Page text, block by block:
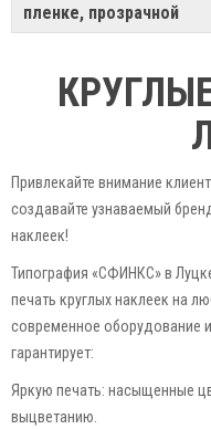
пленке, прозрачной
Привлекайте внимание
создавайте узнаваемый
наклеек!
Типография «СФИНКС» в
печать круглых наклеек на
современное оборудование
гарантирует:
Яркую печать: насыщенные
выцветанию.